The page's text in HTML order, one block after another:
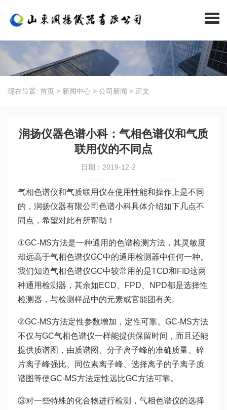
现在位置: 首页 > 新闻中心 > 公司新闻 > 正文
润扬仪器色谱小科：气相色谱仪和气质
联用仪的不同点
日期：2019-12-2
气相色谱仪和气质联用仪在使用性能和操作上是不同
的，润扬仪器有限公司色谱小科具体介绍如下几点不
同点，希望对此有所帮助！
①GC-MS方法是一种通用的色谱检测方法，其灵敏度
却远高于气相色谱仪GC中的通用检测器中任何一种。
我们知道气相色谱仪GC中较常用的是TCD和FID这两
种通用检测器，其余如ECD、FPD、NPD都是选择性
检测器，与检测样品中的元素或官能团有关。
②GC-MS方法定性参数增加，定性可靠。GC-MS方法
不仅与GC气相色谱仪一样能提供保留时间，而且还能
提供质谱图，由质谱图、分子离子峰的准确质量、碎
片离子峰强比、同位素离子峰、选择离子的子离子质
谱图等使GC-MS方法定性远比GC方法可靠。
③对一些特殊的化合物进行检测，气相色谱仪的选择